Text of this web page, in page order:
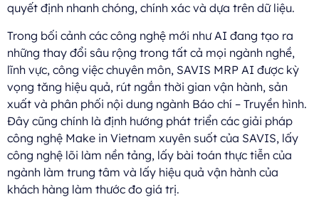
quyết định nhanh chóng, chính xác và dựa trên dữ liệu.
Trong bối cảnh các công nghệ mới như AI đang tạo ra
những thay đổi sâu rộng trong tất cả mọi ngành nghề,
lĩnh vực, công việc chuyên môn, SAVIS MRP AI được kỳ
vọng tăng hiệu quả, rút ngắn thời gian vận hành, sản
xuất và phân phối nội dung ngành Báo chí – Truyền hình.
Đây cũng chính là định hướng phát triển các giải pháp
công nghệ Make in Vietnam xuyên suốt của SAVIS, lấy
công nghệ lõi làm nền tảng, lấy bài toán thực tiễn của
ngành làm trung tâm và lấy hiệu quả vận hành của
khách hàng làm thước đo giá trị.